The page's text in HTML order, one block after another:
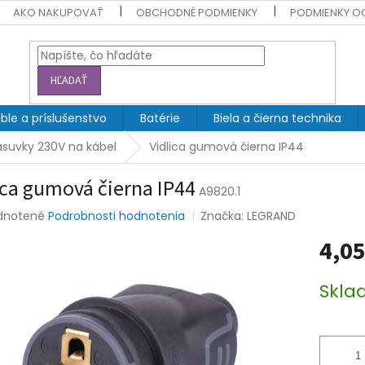
AKO NAKUPOVAŤ OBCHODNÉ PODMIENKY PODMIENKY
HĽADAŤ
a príslušenstvo Batérie Biela a čierna technika
230V na kábel Vidlica gumová čierna IP44
gumová čierna IP44 A9820.1
Podrobnosti hodnotenia Značka:LEGRAND
cena: